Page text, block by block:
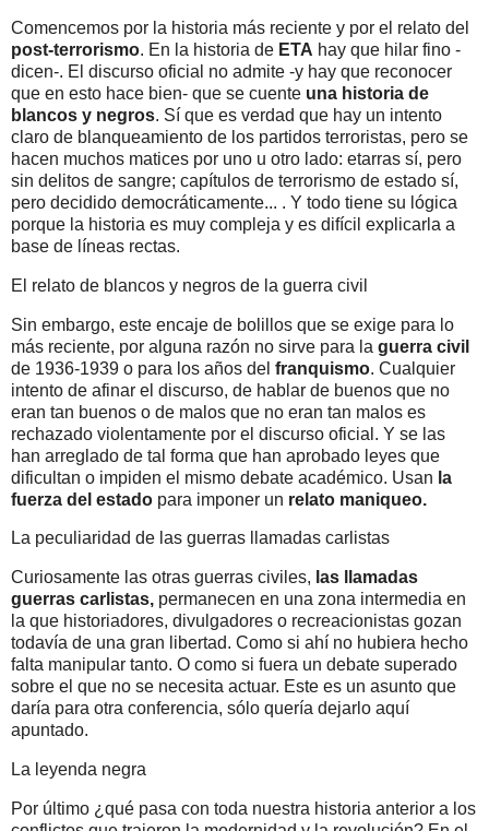
Comencemos por la historia más reciente y por el relato del
post-terrorismo. En la historia de ETA hay que hilar fino -
dicen-. El discurso oficial no admite -y hay que reconocer
que en esto hace bien- que se cuente una historia de
blancos y negros. Sí que es verdad que hay un intento
claro de blanqueamiento de los partidos terroristas, pero se
hacen muchos matices por uno u otro lado: etarras sí, pero
sin delitos de sangre; capítulos de terrorismo de estado sí,
pero decidido democráticamente... . Y todo tiene su lógica
porque la historia es muy compleja y es difícil explicarla a
base de líneas rectas.
El relato de blancos y negros de la guerra civil
Sin embargo, este encaje de bolillos que se exige para lo
más reciente, por alguna razón no sirve para la guerra civil
de 1936-1939 o para los años del franquismo. Cualquier
intento de afinar el discurso, de hablar de buenos que no
eran tan buenos o de malos que no eran tan malos es
rechazado violentamente por el discurso oficial. Y se las
han arreglado de tal forma que han aprobado leyes que
dificultan o impiden el mismo debate académico. Usan la
fuerza del estado para imponer un relato maniqueo.
La peculiaridad de las guerras llamadas carlistas
Curiosamente las otras guerras civiles, las llamadas
guerras carlistas, permanecen en una zona intermedia en
la que historiadores, divulgadores o recreacionistas gozan
todavía de una gran libertad. Como si ahí no hubiera hecho
falta manipular tanto. O como si fuera un debate superado
sobre el que no se necesita actuar. Este es un asunto que
daría para otra conferencia, sólo quería dejarlo aquí
apuntado.
La leyenda negra
Por último ¿qué pasa con toda nuestra historia anterior a los